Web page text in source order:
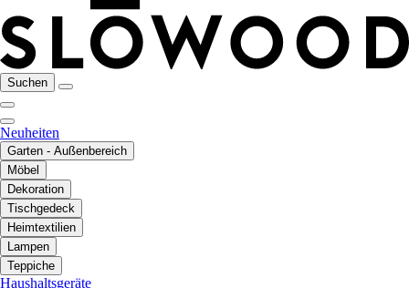
Suchen
Neuheiten
Garten - Außenbereich
Möbel
Dekoration
Tischgedeck
Heimtextilien
Lampen
Teppiche
Haushaltsgeräte